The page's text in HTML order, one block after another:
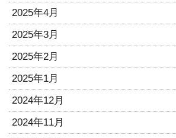
2025年4月
2025年3月
2025年2月
2025年1月
2024年12月
2024年11月